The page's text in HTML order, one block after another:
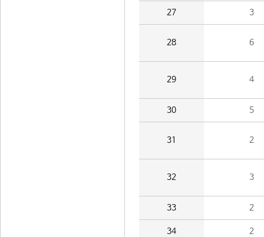
27 3
28 6
29 4
30 5
31 2
32 3
33 2
34 2